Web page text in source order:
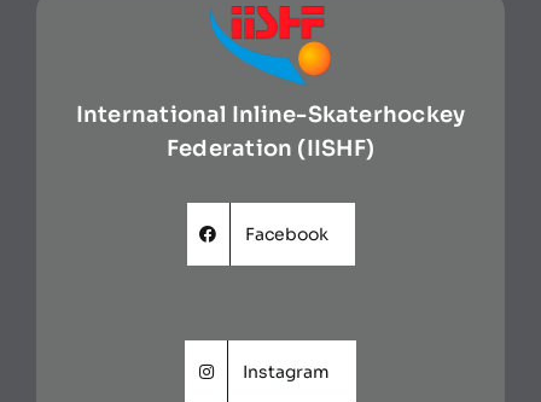
International Inline-Skaterhockey
Federation (IISHF)
Facebook
Instagram